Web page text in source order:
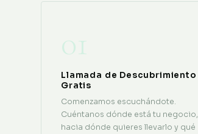
01
Llamada de Descubrimiento
Gratis
Comenzamos escuchándote.
Cuéntanos dónde está tu negocio,
hacia dónde quieres llevarlo y qué